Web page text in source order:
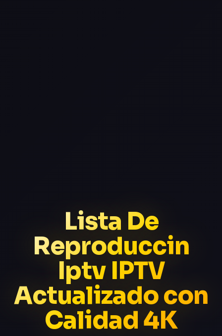
Lista De
Reproduccin
Iptv IPTV
Actualizado con
Calidad 4K